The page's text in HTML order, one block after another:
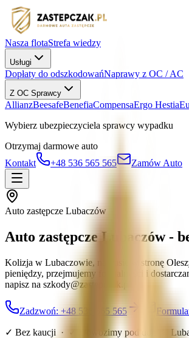
Nasza flotaStrefa wiedzy
Usługi
Dopłaty do odszkodowańNaprawy z OC / AC
Z OC Sprawcy
AllianzBeesafeBenefiaCompensaErgo Hestia
Wybierz ubezpieczyciela sprawcy wypadku
Otrzymaj darmowe auto
Kontakt
+48 536 565 565 Zamów Auto
Auto zastępcze Lubaczów
Auto zastępcze Lubaczów -
Kolizja w Lubaczowie, na trasie w stronę
pieniędzy, przejmujemy formalności i
napisz na szkody@zastepczak.pl.
Zadzwoń: +48 536 565 565
✓ Bez kaucji · ✓ Dowozimy pod dom w